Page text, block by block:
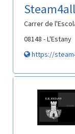
Steam4all
Carrer de
08148 - L'Estany
https://